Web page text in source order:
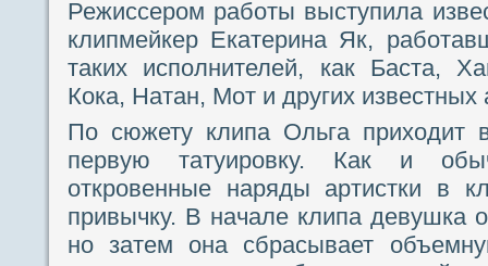
Режиссером работы выступила
клипмейкер Екатерина Як,
таких исполнителей, как Баста,
Кока, Натан, Мот и других известных
По сюжету клипа Ольга приходит
первую татуировку. Как и
откровенные наряды артистки в
привычку. В начале клипа девушка
но затем она сбрасывает